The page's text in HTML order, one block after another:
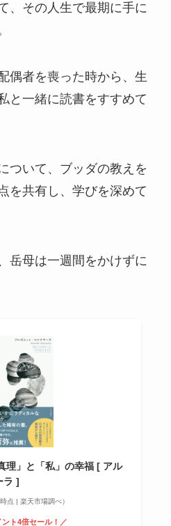
、その人生で最期に手に
偶者を喪った時から、生
と一緒に読書をすすめて
ついて、ブッダの教えを
を共有し、学びを深めて
岳母は一週間をかけずに
理」と「私」の幸福 [ アル
ラ ]
点 | 楽天市場調べ）
ント4倍セール！／